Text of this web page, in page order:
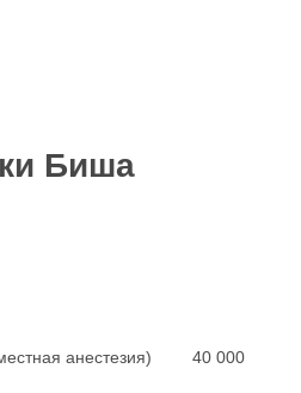
Биша
анестезия) 40 000